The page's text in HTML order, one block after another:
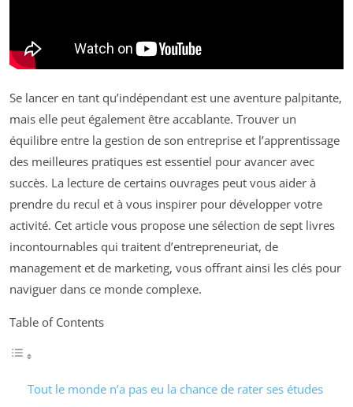
Se lancer en tant qu’indépendant est une aventure palpitante,
mais elle peut également être accablante. Trouver un
équilibre entre la gestion de son entreprise et l’apprentissage
des meilleures pratiques est essentiel pour avancer avec
succès. La lecture de certains ouvrages peut vous aider à
prendre du recul et à vous inspirer pour développer votre
activité. Cet article vous propose une sélection de sept livres
incontournables qui traitent d’entrepreneuriat, de
management et de marketing, vous offrant ainsi les clés pour
naviguer dans ce monde complexe.
Table of Contents
Tout le monde n’a pas eu la chance de rater ses études